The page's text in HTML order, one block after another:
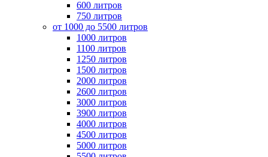
600 литров
750 литров
от 1000 до 5500 литров
1000 литров
1100 литров
1250 литров
1500 литров
2000 литров
2600 литров
3000 литров
3900 литров
4000 литров
4500 литров
5000 литров